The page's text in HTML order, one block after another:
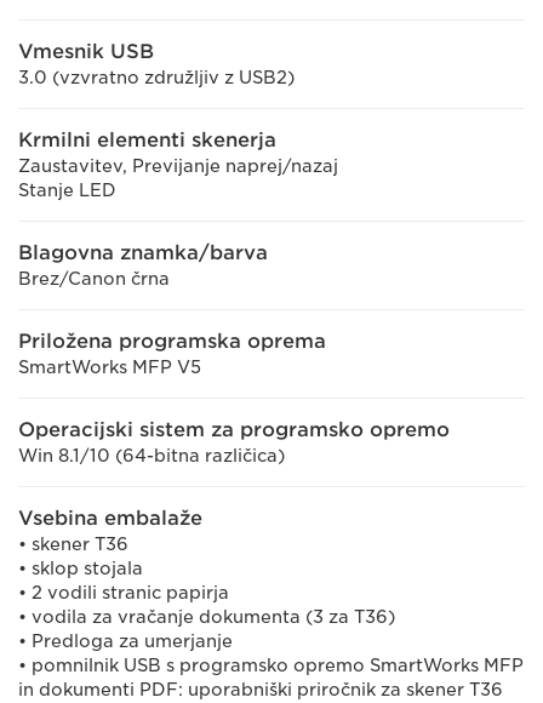
Vmesnik USB
3.0 (vzvratno združljiv z USB2)
Krmilni elementi skenerja
Zaustavitev, Previjanje naprej/nazaj
Stanje LED
Blagovna znamka/barva
Brez/Canon črna
Priložena programska oprema
SmartWorks MFP V5
Operacijski sistem za programsko opremo
Win 8.1/10 (64-bitna različica)
Vsebina embalaže
• skener T36
• sklop stojala
• 2 vodili stranic papirja
• vodila za vračanje dokumenta (3 za T36)
• Predloga za umerjanje
• pomnilnik USB s programsko opremo SmartWorks MFP
in dokumenti PDF: uporabniški priročnik za skener T36